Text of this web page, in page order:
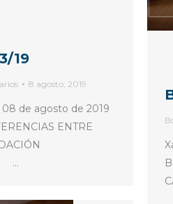
19
8 agosto, 2019
08 de agosto de 2019
ENTRE
DACIÓN